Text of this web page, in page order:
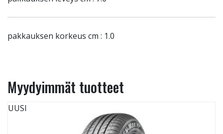
pakkauksen korkeus cm : 1.0
Myydyimmät tuotteet
UUSI